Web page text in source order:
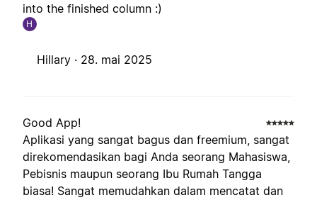
into the finished column :)
H
Hillary · 28. mai 2025
Good App!
Aplikasi yang sangat bagus dan freemium, sangat
direkomendasikan bagi Anda seorang Mahasiswa,
Pebisnis maupun seorang Ibu Rumah Tangga
biasa! Sangat memudahkan dalam mencatat dan